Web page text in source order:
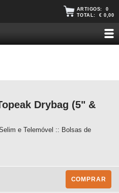
ARTIGOS: 0
TOTAL: € 0,00
Drybag (5" &
e Telemóvel :: Bolsas de
COMPRAR